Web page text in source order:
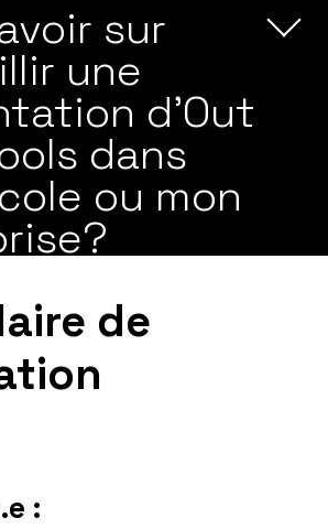
sur
une
d’Out
dans
ou mon
de
: